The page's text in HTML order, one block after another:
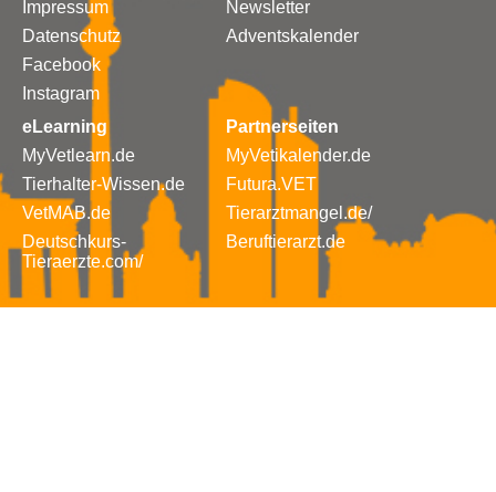
Impressum
Datenschutz
Facebook
Instagram
Newsletter
Adventskalender
eLearning
MyVetlearn.de
Tierhalter-Wissen.de
VetMAB.de
Deutschkurs-
Tieraerzte.com/
Partnerseiten
MyVetikalender.de
Futura.VET
Tierarztmangel.de/
Beruftierarzt.de